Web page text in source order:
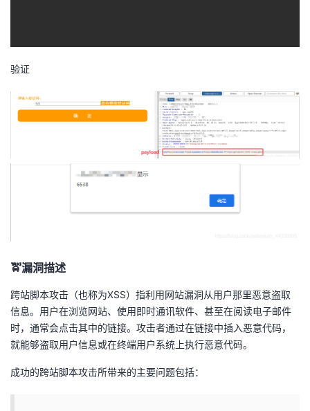
者
课
程
的
认
证
我
的
实
我
的
支
术
支
持
云
声
建
验证
🚖漏洞描述
跨站脚本攻击（也称为XSS）指利用网站漏洞从用户那里恶意盗取
信息。用户在浏览网站、使用即时通讯软件、甚至在阅读电子邮件
时，通常会点击其中的链接。攻击者通过在链接中插入恶意代码，
就能够盗取用户信息或在终端用户系统上执行恶意代码。
成功的跨站脚本攻击所带来的主要问题包括：